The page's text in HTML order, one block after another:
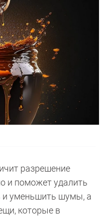
разрешение
и поможет удалить
и уменьшить шумы, а
которые в